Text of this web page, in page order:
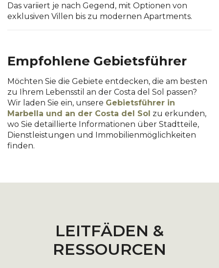
Das variiert je nach Gegend, mit Optionen von
exklusiven Villen bis zu modernen Apartments.
Empfohlene Gebietsführer
Möchten Sie die Gebiete entdecken, die am besten
zu Ihrem Lebensstil an der Costa del Sol passen?
Wir laden Sie ein, unsere Gebietsführer in
Marbella und an der Costa del Sol zu erkunden,
wo Sie detaillierte Informationen über Stadtteile,
Dienstleistungen und Immobilienmöglichkeiten
finden.
LEITFÄDEN &
RESSOURCEN